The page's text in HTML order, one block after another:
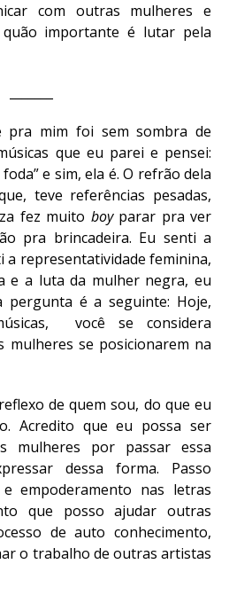
com outras mulheres e
importante é lutar pela
pra mim foi sem sombra de
que eu parei e pensei:
e sim, ela é. O refrão dela
teve referências pesadas,
fez muito boyparar pra ver
pra brincadeira. Eu senti a
representatividade feminina,
e a luta da mulher negra, eu
é a seguinte: Hoje,
você se considera
mulheres se posicionarem na
de quem sou, do que eu
Acredito que eu possa ser
mulheres por passar essa
dessa forma. Passo
empoderamento nas letras
que posso ajudar outras
de auto conhecimento,
o trabalho de outras artistas